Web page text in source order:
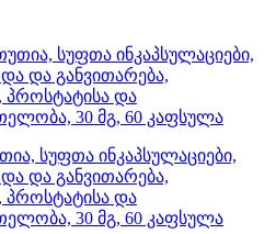
სუფთა ინკაპსულაციები,
და განვითარება,
პროსტატისა და
30 მგ, 60 კაფსულა